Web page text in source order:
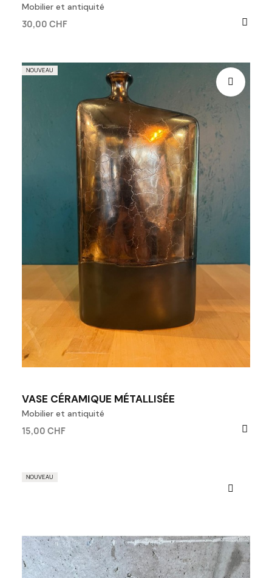
Mobilier et antiquité
30,00 CHF
VASE CÉRAMIQUE MÉTALLISÉE
Mobilier et antiquité
15,00 CHF
NOUVEAU
NOUVEAU